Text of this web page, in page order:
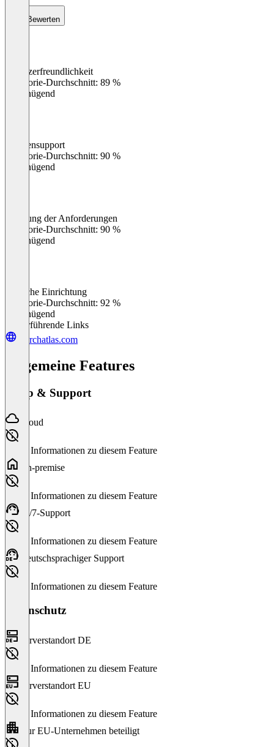
Bewerten
Benutzerfreundlichkeit
Kategorie-Durchschnitt: 89 %
Ungenügend
Kundensupport
Kategorie-Durchschnitt: 90 %
Ungenügend
Erfüllung der Anforderungen
Kategorie-Durchschnitt: 90 %
Ungenügend
Einfache Einrichtung
Kategorie-Durchschnitt: 92 %
Ungenügend
Weiterführende Links
searchatlas.com
Allgemeine Features
Setup & Support
Cloud
Keine Informationen zu diesem Feature
On-premise
Keine Informationen zu diesem Feature
24/7-Support
Keine Informationen zu diesem Feature
Deutschsprachiger Support
Keine Informationen zu diesem Feature
Datenschutz
Serverstandort DE
Keine Informationen zu diesem Feature
Serverstandort EU
Keine Informationen zu diesem Feature
Nur EU-Unternehmen beteiligt